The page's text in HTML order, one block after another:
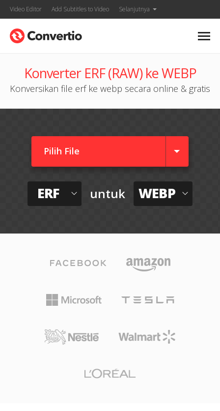
Video Editor Add Subtitles to Video Selanjutnya
Konverter ERF (RAW) ke WEBP
Konversikan file erf ke webp secara online & gratis
Pilih File
ERF untuk WEBP